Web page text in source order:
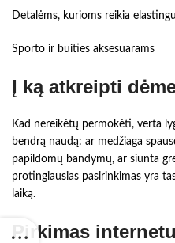
Detalėms, kurioms reikia
Sporto ir buities aksesuarams
Į ką atkreipti
Kad nereikėtų permokėti, verta
bendrą naudą: ar medžiaga
papildomų bandymų, ar siunta
protingiausias pasirinkimas yra
laiką.
Pirkimas